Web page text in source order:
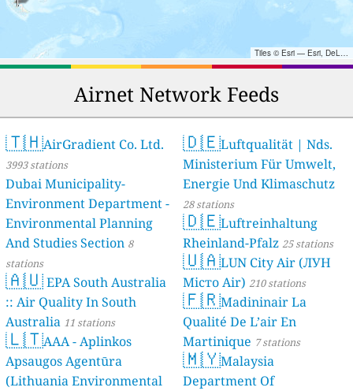
Tiles © Esri — Esri, DeLorme, NAVTEQ, TomTom, Intermap, iPC, USGS, FAO, NPS, NRCAN, GeoBase, Kadaster NL, Ordnance Survey, Esri Japan, METI, Esri China (Hong Kong), and the GIS User Community
Airnet Network Feeds
🇹🇭AirGradient Co. Ltd.
3993 stations
Dubai Municipality-
Environment Department -
Environmental Planning
And Studies Section 8
stations
🇦🇺EPA South Australia
:: Air Quality In South
Australia 11 stations
🇱🇹AAA - Aplinkos
Apsaugos Agentūra
(Lithuania Environmental
🇩🇪Luftqualität | Nds.
Ministerium Für Umwelt,
Energie Und Klimaschutz
28 stations
🇩🇪Luftreinhaltung
Rheinland-Pfalz 25 stations
🇺🇦LUN City Air (ЛУН
Місто Air) 210 stations
🇫🇷Madininair La
Qualité De L’air En
Martinique 7 stations
🇲🇾Malaysia
Department Of